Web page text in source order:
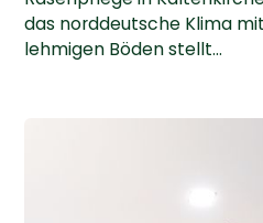
das norddeutsche Klima
lehmigen Böden stellt...